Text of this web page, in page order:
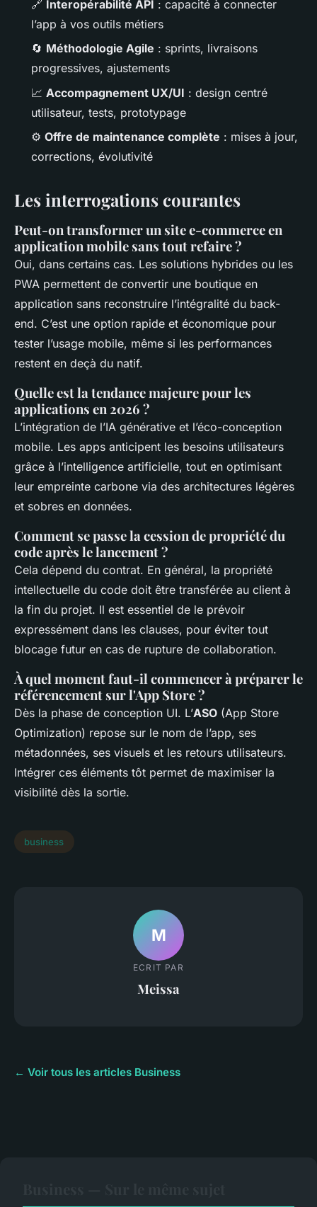
🔗 Interopérabilité API : capacité à connecter
l’app à vos outils métiers
🔄 Méthodologie Agile : sprints, livraisons
progressives, ajustements
📈 Accompagnement UX/UI : design centré
utilisateur, tests, prototypage
⚙️ Offre de maintenance complète : mises à jour,
corrections, évolutivité
Les interrogations courantes
Peut-on transformer un site e-commerce en
application mobile sans tout refaire ?
Oui, dans certains cas. Les solutions hybrides ou les
PWA permettent de convertir une boutique en
application sans reconstruire l’intégralité du back-
end. C’est une option rapide et économique pour
tester l’usage mobile, même si les performances
restent en deçà du natif.
Quelle est la tendance majeure pour les
applications en 2026 ?
L’intégration de l’IA générative et l’éco-conception
mobile. Les apps anticipent les besoins utilisateurs
grâce à l’intelligence artificielle, tout en optimisant
leur empreinte carbone via des architectures légères
et sobres en données.
Comment se passe la cession de propriété du
code après le lancement ?
Cela dépend du contrat. En général, la propriété
intellectuelle du code doit être transférée au client à
la fin du projet. Il est essentiel de le prévoir
expressément dans les clauses, pour éviter tout
blocage futur en cas de rupture de collaboration.
À quel moment faut-il commencer à préparer le
référencement sur l'App Store ?
Dès la phase de conception UI. L’ASO (App Store
Optimization) repose sur le nom de l’app, ses
métadonnées, ses visuels et les retours utilisateurs.
Intégrer ces éléments tôt permet de maximiser la
visibilité dès la sortie.
business
M
ECRIT PAR
Meissa
← Voir tous les articles Business